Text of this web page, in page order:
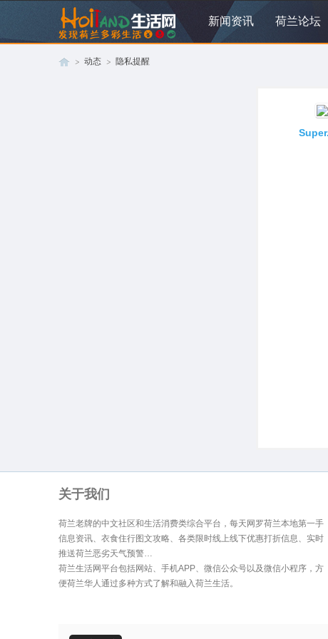
新闻资讯 荷兰论坛
活
动态 隐私提醒
关于我们
荷兰老牌的中文社区和生活消费类综合平台，每天网罗荷兰本地第一手
信息资讯、衣食住行图文攻略、各类限时线上线下优惠打折信息、实时
推送荷兰恶劣天气预警…
荷兰生活网平台包括网站、手机APP、微信公众号以及微信小程序，方
便荷兰华人通过多种方式了解和融入荷兰生活。